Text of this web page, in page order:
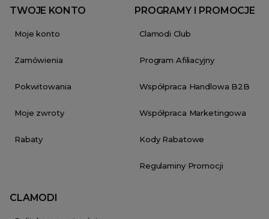
TWOJE KONTO
Moje konto
Zamówienia
Pokwitowania
Moje zwroty
Rabaty
PROGRAMY I PROMOCJE
Clamodi Club
Program Afiliacyjny
Współpraca Handlowa B2B
Współpraca Marketingowa
Kody Rabatowe
Regulaminy Promocji
CLAMODI